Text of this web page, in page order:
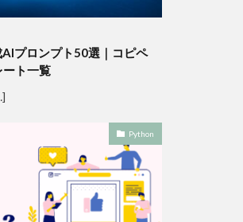
AIプロンプト50選｜コピペ
ート一覧
Python